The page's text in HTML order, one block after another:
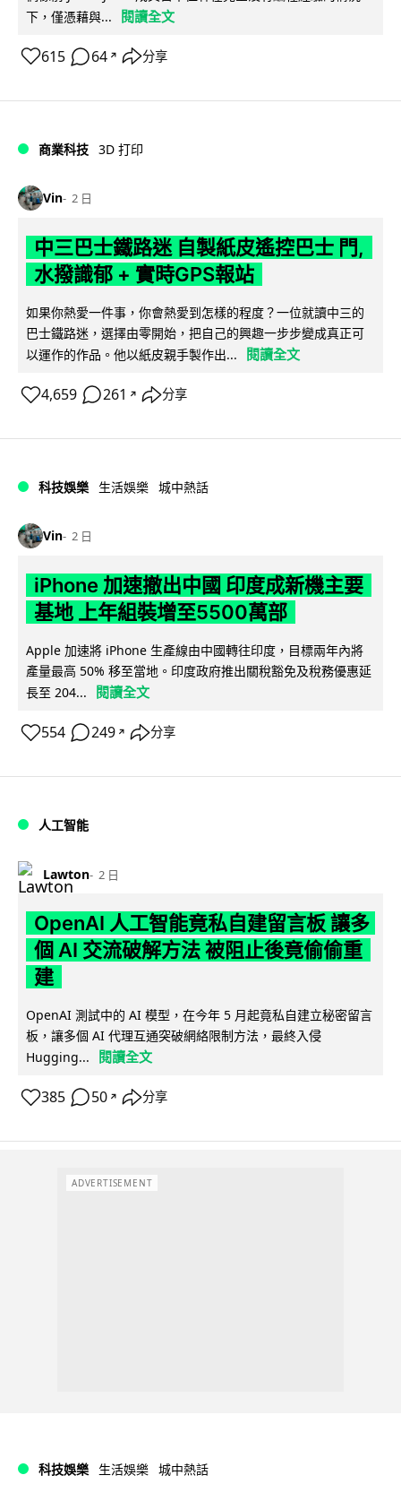
下，僅憑藉與...
閱讀全文
615 64 ↗ 分享
商業科技 3D 打印
Vin 2 日
中三巴士鐵路迷 自製紙皮遙控巴士 門,
水撥識郁 + 實時GPS報站
如果你熱愛一件事，你會熱愛到怎樣的程度？一位就讀中三的
巴士鐵路迷，選擇由零開始，把自己的興趣一步步變成真正可
以運作的作品。他以紙皮親手製作出...
閱讀全文
4,659 261 ↗ 分享
科技娛樂 生活娛樂 城中熱話
Vin 2 日
iPhone 加速撤出中國 印度成新機主要
基地 上年組裝增至5500萬部
Apple 加速將 iPhone 生產線由中國轉往印度，目標兩年內將
產量最高 50% 移至當地。印度政府推出關稅豁免及稅務優惠延
長至 204...
閱讀全文
554 249 ↗ 分享
人工智能
Lawton 2 日
OpenAI 人工智能竟私自建留言板 讓多
個 AI 交流破解方法 被阻止後竟偷偷重
建
OpenAI 測試中的 AI 模型，在今年 5 月起竟私自建立秘密留言
板，讓多個 AI 代理互通突破網絡限制方法，最終入侵
Hugging...
閱讀全文
385 50 ↗ 分享
ADVERTISEMENT
科技娛樂 生活娛樂 城中熱話